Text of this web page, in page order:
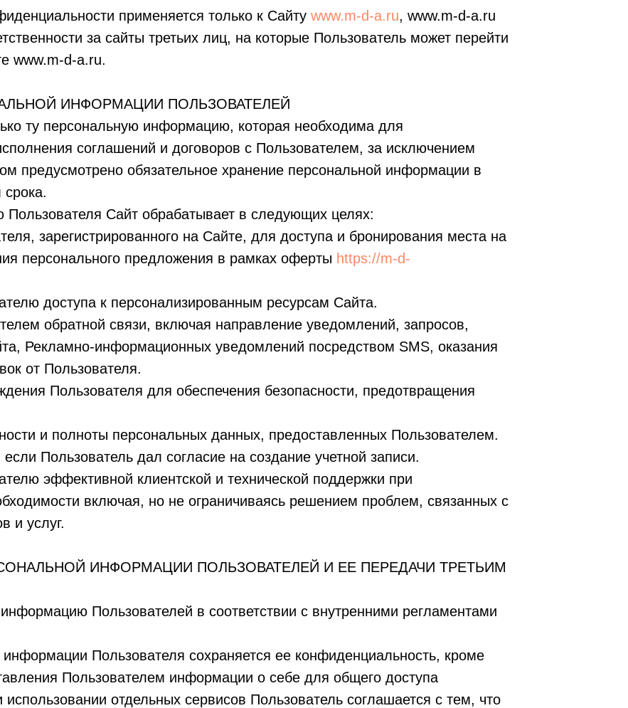
применяется только к Сайту www.m-d-a.ru, www.m-d-a.ru
за сайты третьих лиц, на которые Пользователь может перейти
www.m-d-a.ru.
ИНФОРМАЦИИ ПОЛЬЗОВАТЕЛЕЙ
ту персональную информацию, которая необходима для
соглашений и договоров с Пользователем, за исключением
предусмотрено обязательное хранение персональной информации в
срока.
Сайт обрабатывает в следующих целях:
зарегистрированного на Сайте, для доступа и бронирования места на
персонального предложения в рамках оферты https://m-d-
доступа к персонализированным ресурсам Сайта.
обратной связи, включая направление уведомлений, запросов,
Рекламно-информационных уведомлений посредством SMS, оказания
от Пользователя.
Пользователя для обеспечения безопасности, предотвращения
и полноты персональных данных, предоставленных Пользователем.
Пользователь дал согласие на создание учетной записи.
эффективной клиентской и технической поддержки при
включая, но не ограничиваясь решением проблем, связанных с
и услуг.
ИНФОРМАЦИИ ПОЛЬЗОВАТЕЛЕЙ И ЕЕ ПЕРЕДАЧИ ТРЕТЬИМ
Пользователей в соответствии с внутренними регламентами
Пользователя сохраняется ее конфиденциальность, кроме
Пользователем информации о себе для общего доступа
отдельных сервисов Пользователь соглашается с тем, что